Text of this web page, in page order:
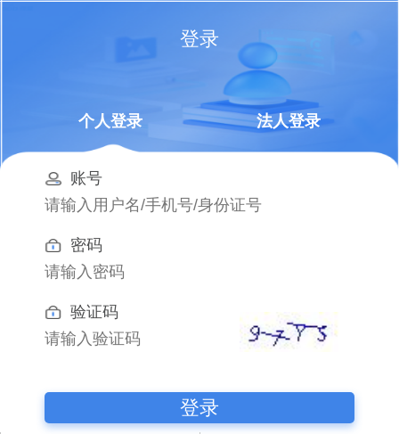
登录
个人登录 法人登录
账号
密码
验证码
登录